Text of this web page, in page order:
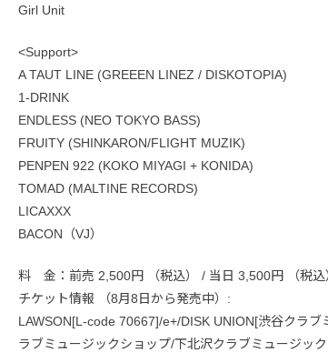
Girl Unit
<Support>
A TAUT LINE (GREEEN LINEZ / DISKOTOPIA)
1-DRINK
ENDLESS (NEO TOKYO BASS)
FRUITY (SHINKARON/FLIGHT MUZIK)
PENPEN 922 (KOKO MIYAGI + KONIDA)
TOMAD (MALTINE RECORDS)
LICAXXX
BACON（VJ）
料 金：前売 2,500円 （税込） / 当日 3,500円 （税込
チケット情報 （8月8日から発売中）:
LAWSON[L-code 70667]/e+/DISK UNION[渋谷クラブ
ラブミュージックショップ/下北沢クラブミュージッ